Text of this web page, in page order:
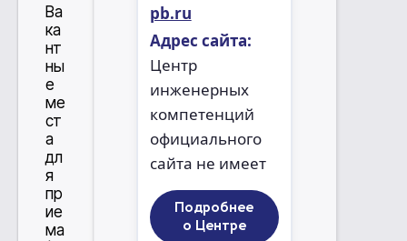
Ва
ка
нт
ны
е
ме
ст
а
дл
я
пр
ие
ма
pb.ru
Адрес сайта:
Центр
инженерных
компетенций
официального
сайта не имеет
Подробнее
о Центре